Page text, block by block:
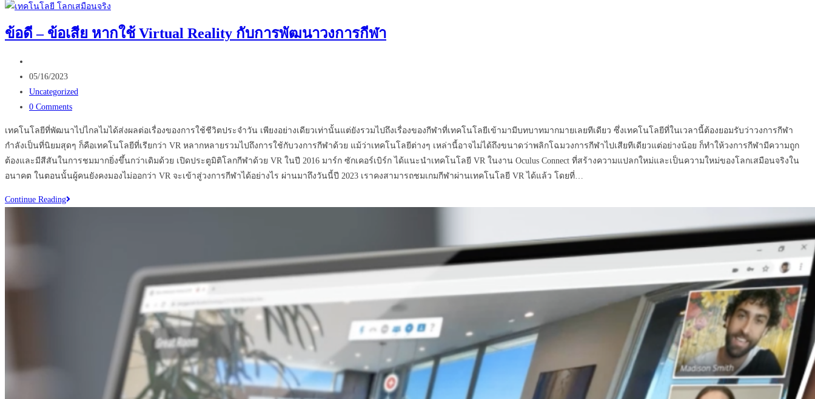
เหตุผล
ควร
Tour
360
องศา
ข้อดี – ข้อเสีย หากใช้ Virtual Reality กับการพัฒนาวงการกีฬา
author:
Post
published:
05/16/2023
Post
category:
Uncategorized
Post
0 Comments
เทคโนโลยีที่พัฒนาไปไกลไมได้ส่งผลต่อเรื่องของการใช้ชีวิตประจำวัน เพียงอย่างเดียวเท่านั้นแต่ยังรวมไปถึงเรื่องของกีฬาที่เทคโนโลยีเข้ามามีบทบาทมากมายเลยทีเดียว ซึ่งเทคโนโลยีที่ในเวลานี้ต้องยอมรับว่าวงการกีฬา
กำลังเป็นที่นิยมสุดๆ ก็คือเทคโนโลยีที่เรียกว่า VR หลากหลายรวมไปถึงการใช้กับวงการกีฬาด้วย แม้ว่าเทคโนโลยีต่างๆ เหล่านี้อาจไม่ได้ถึงขนาดว่าพลิกโฉมวงการกีฬาไปเสียทีเดียวแต่อย่างน้อย ก็ทำให้วงการกีฬามีความถูก
ต้องและมีสีสันในการชมมากยิ่งขึ้นกว่าเดิมด้วย เปิดประตูมิติโลกกีฬาด้วย VR ในปี 2016 มาร์ก ซักเคอร์เบิร์ก ได้แนะนำเทคโนโลยี VR ในงาน Oculus Connect ที่สร้างความแปลกใหม่และเป็นความใหม่ของโลกเสมือนจริงใน
อนาคต ในตอนนั้นผู้คนยังคงมองไม่ออกว่า VR จะเข้าสู่วงการกีฬาได้อย่างไร ผ่านมาถึงวันนี้ปี 2023 เราคงสามารถชมเกมกีฬาผ่านเทคโนโลยี VR ได้แล้ว โดยที่…
Continue Readingข้อดี